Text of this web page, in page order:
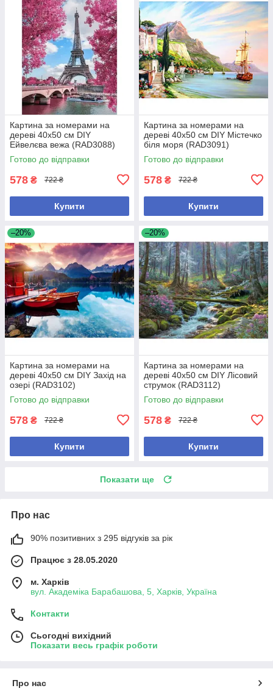
Картина за номерами на
дереві 40х50 см DIY
Ейвелєва вежа (RAD3088)
Готово до відправки
578 ₴ 722 ₴
Купити
Картина за номерами на
дереві 40х50 см DIY Містечко
біля моря (RAD3091)
Готово до відправки
578 ₴ 722 ₴
Купити
–20%
Картина за номерами на
дереві 40х50 см DIY Захід на
озері (RAD3102)
Готово до відправки
578 ₴ 722 ₴
Купити
–20%
Картина за номерами на
дереві 40х50 см DIY Лісовий
струмок (RAD3112)
Готово до відправки
578 ₴ 722 ₴
Купити
Показати ще
Про нас
90% позитивних з 295 відгуків за рік
Працює з 28.05.2020
м. Харків
вул. Академіка Барабашова, 5, Харків, Україна
Контакти
Сьогодні вихідний
Показати весь графік роботи
Про нас